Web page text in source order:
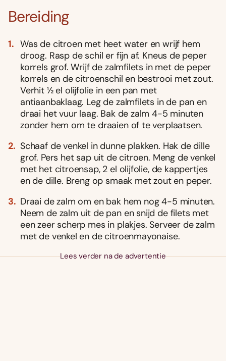
Bereiding
Was de citroen met heet water en wrijf hem
droog. Rasp de schil er fijn af. Kneus de peper
korrels grof. Wrijf de zalmfilets in met de peper
korrels en de citroenschil en bestrooi met zout.
Verhit ½ el olijfolie in een pan met
antiaanbaklaag. Leg de zalmfilets in de pan en
draai het vuur laag. Bak de zalm 4-5 minuten
zonder hem om te draaien of te verplaatsen.
Schaaf de venkel in dunne plakken. Hak de dille
grof. Pers het sap uit de citroen. Meng de venkel
met het citroensap, 2 el olijfolie, de kappertjes
en de dille. Breng op smaak met zout en peper.
Draai de zalm om en bak hem nog 4-5 minuten.
Neem de zalm uit de pan en snijd de filets met
een zeer scherp mes in plakjes. Serveer de zalm
met de venkel en de citroenmayonaise.
Lees verder na de advertentie